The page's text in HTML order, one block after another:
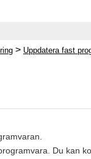
> Uppdatera fast
Du kan